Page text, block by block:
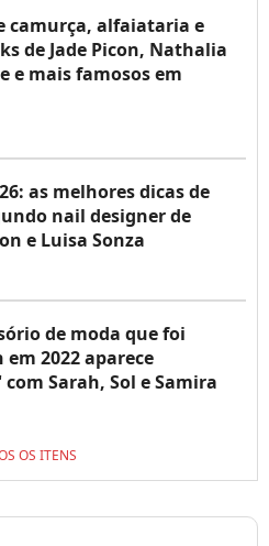
camurça, alfaiataria e
de Jade Picon, Nathalia
e mais famosos em
as melhores dicas de
nail designer de
e Luisa Sonza
de moda que foi
em 2022 aparece
Sarah, Sol e Samira
OS ITENS